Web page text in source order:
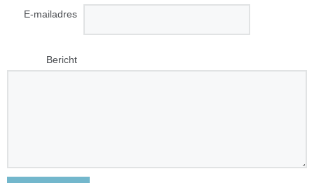
E-mailadres
Bericht